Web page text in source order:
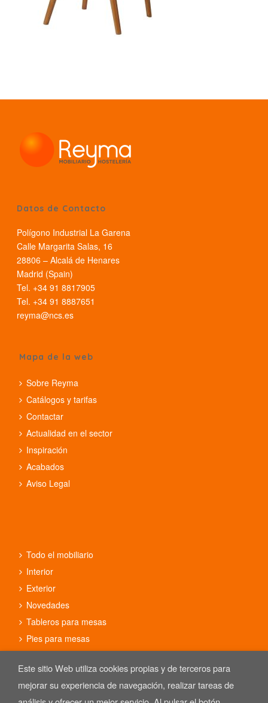
Datos de Contacto
Polígono Industrial La Garena
Calle Margarita Salas, 16
28806 – Alcalá de Henares
Madrid (Spain)
Tel. +34 91 8817905
Tel. +34 91 8887651
reyma@ncs.es
Mapa de la web
Sobre Reyma
Catálogos y tarifas
Contactar
Actualidad en el sector
Inspiración
Acabados
Aviso Legal
Todo el mobiliario
Interior
Exterior
Novedades
Tableros para mesas
Pies para mesas
Este sitio Web utiliza cookies propias y de terceros para
mejorar su experiencia de navegación, realizar tareas de